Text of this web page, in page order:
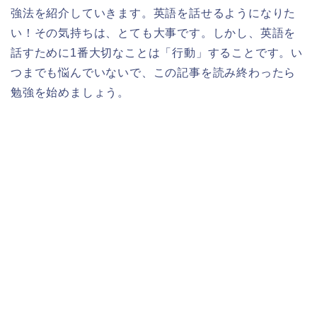
強法を紹介していきます。英語を話せるようになりた
い！その気持ちは、とても大事です。しかし、英語を
話すために1番大切なことは「行動」することです。い
つまでも悩んでいないで、この記事を読み終わったら
勉強を始めましょう。